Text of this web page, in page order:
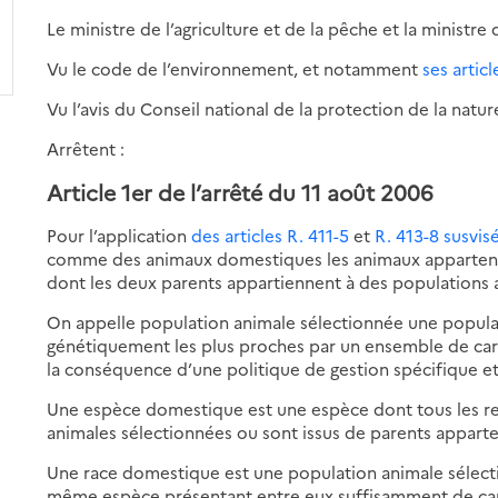
Le ministre de l’agriculture et de la pêche et la
Vu le code de l’environnement, et notammentses
Vu l’avis du Conseil national de la protection de la
Arrêtent :
Article 1er de l’arrêté du 11 août 2006
Pour l’applicationdes articles R. 411-5 et R. 413-8
comme des animaux domestiques les animaux
dont les deux parents appartiennent à des populations
On appelle population animale sélectionnée une
génétiquement les plus proches par un ensemble de
la conséquence d’une politique de gestion spécifique
Une espèce domestique est une espèce dont tous les
animales sélectionnées ou sont issus de parents
Une race domestique est une population animale